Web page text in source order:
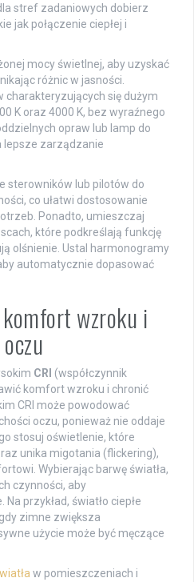
stref zadaniowych dobierz
jak połączenie ciepłej i
mocy świetlnej, aby uzyskać
różnic w jasności.
charakteryzujących się dużym
K oraz 4000 K, bez wyraźnego
opraw lub lamp do
lepsze zarządzanie
sterowników lub pilotów do
co ułatwi dostosowanie
Ponadto, umieszczaj
które podkreślają funkcję
olśnienie. Ustal harmonogramy
automatycznie dopasować
wzroku i
CRI (współczynnik
komfort wzroku i chronić
CRI może powodować
oczu, ponieważ nie oddaje
stosuj oświetlenie, które
unika migotania (flickering),
Wybierając barwę światła,
czynności, aby
przykład, światło ciepłe
zimne zwiększa
użycie może być męczące
w pomieszczeniach i